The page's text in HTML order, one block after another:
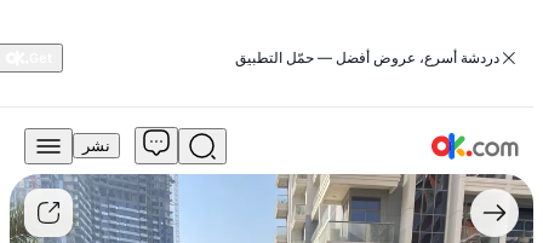
‏دردشة أسرع، عروض أفضل — حمّل التطبيق
6,100
درهم
للبيع
2.5L
نشر